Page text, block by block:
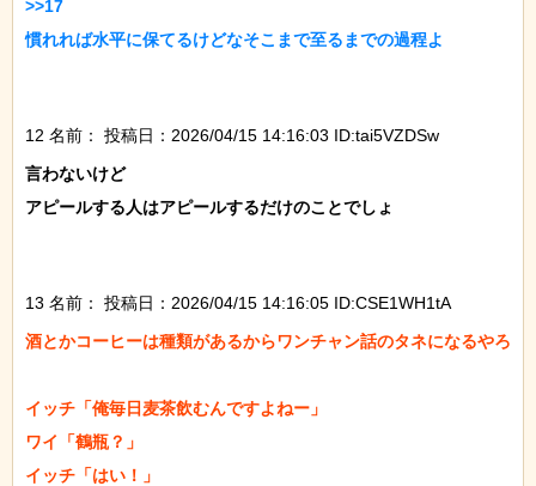
>>17
慣れれば水平に保てるけどなそこまで至るまでの過程よ
12 名前：
投稿日：2026/04/15 14:16:03 ID:tai5VZDSw
言わないけど
アピールする人はアピールするだけのことでしょ
13 名前：
投稿日：2026/04/15 14:16:05 ID:CSE1WH1tA
酒とかコーヒーは種類があるからワンチャン話のタネになるやろ
イッチ「俺毎日麦茶飲むんですよねー」
ワイ「鶴瓶？」
イッチ「はい！」